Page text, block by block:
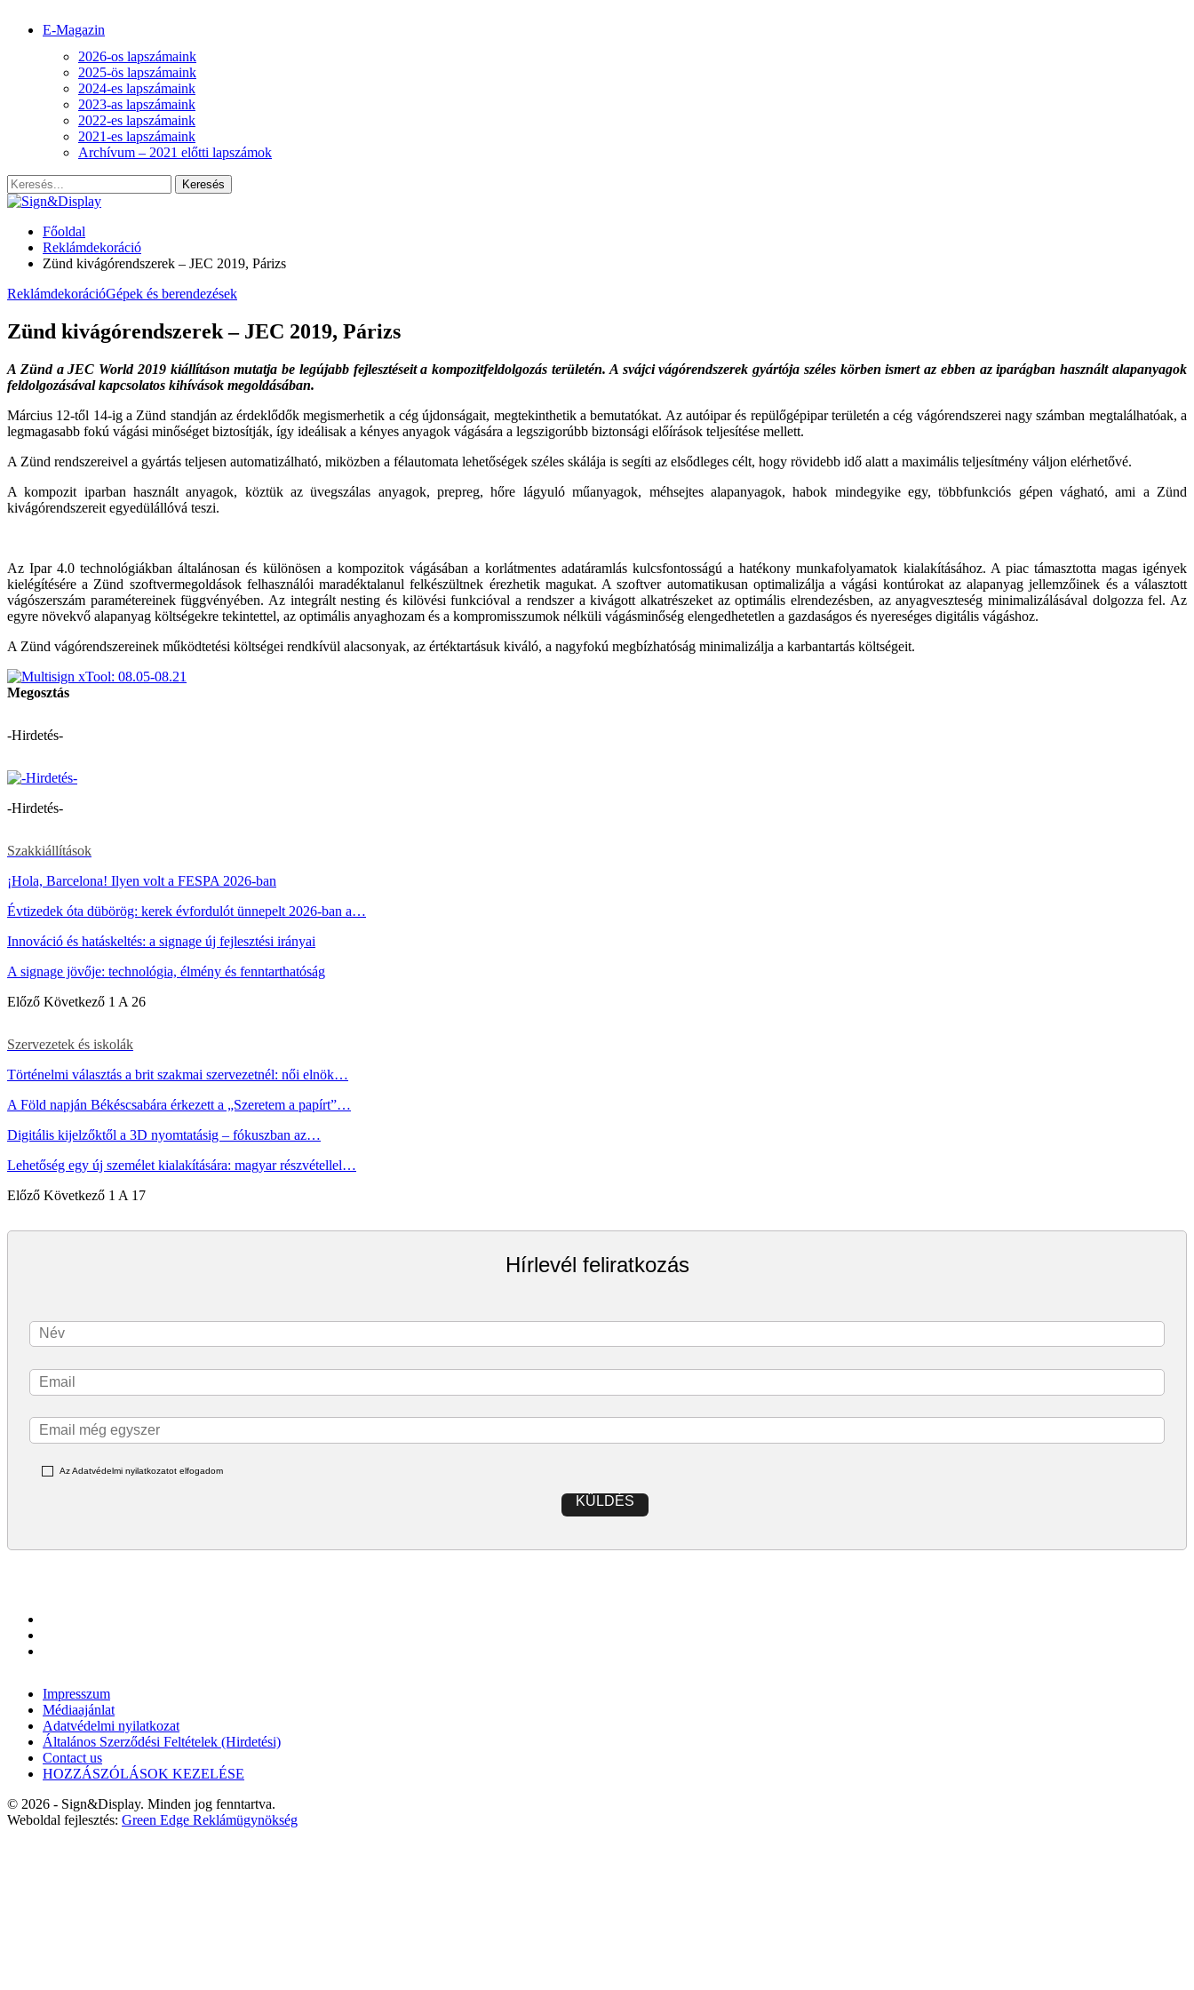
E-Magazin
2026-os lapszámaink
2025-ös lapszámaink
2024-es lapszámaink
2023-as lapszámaink
2022-es lapszámaink
2021-es lapszámaink
Archívum – 2021 előtti lapszámok
Főoldal
Reklámdekoráció
Zünd kivágórendszerek – JEC 2019, Párizs
ReklámdekorációGépek és berendezések
Zünd kivágórendszerek – JEC 2019, Párizs
A Zünd a JEC World 2019 kiállításon mutatja be legújabb fej­lesztéseit a kompozitfeldolgozás területén. A svájci vágó­rendszerek gyártója széles körben ismert az ebben az iparág­ban használt alapanyagok
feldolgozásával kapcsolatos kihívások megoldásában.
Március 12-től 14-ig a Zünd standján az érdeklődők meg­ismerhetik a cég újdonsága­it, megtekinthetik a bemutatókat. Az autóipar és repülőgépipar területén a cég vágórendszerei nagy számban megtalálhatóak, a
legmagasabb fokú vágási minőséget biztosítják, így ide­álisak a kényes anyagok vágására a legszigorúbb biztonsági előírások tel­jesítése mellett.
A Zünd rendszereivel a gyártás telje­sen automatizálható, miközben a fél­automata lehetőségek széles skálája is segíti az elsődleges célt, hogy rö­videbb idő alatt a maximális teljesít­mény váljon elérhetővé.
A kompozit iparban használt anya­gok, köztük az üvegszálas anyagok, prepreg, hőre lágyuló műanyagok, méhsejtes alapanyagok, habok mind­egyike egy, többfunkciós gépen vág­ható, ami a Zünd
kivágórendszereit egyedülállóvá teszi.
Az Ipar 4.0 technológiákban általá­nosan és különösen a kompozitok vágásában a korlátmentes adat­áramlás kulcsfontosságú a hatékony munkafolyamatok kialakításához. A piac támasztotta magas igények
kielégítésére a Zünd szoftvermeg­oldások felhasználói maradékta­lanul felkészültnek érezhetik ma­gukat. A szoftver automatikusan optimalizálja a vágási kontúrokat az alapanyag jellemzőinek és a válasz­tott
vágószerszám paramétereinek függvényében. Az integrált nesting és kilövési funkcióval a rendszer a kivágott alkatrészeket az optimá­lis elrendezésben, az anyagvesz­teség minimalizálásával dolgozza fel. Az
egyre növekvő alapanyag költségekre tekintettel, az optimá­lis anyaghozam és a kompromisszumok nélküli vágásminőség el­engedhetetlen a gazdaságos és nyereséges digitális vágáshoz.
A Zünd vágórendszereinek működ­tetési költségei rendkívül alacsonyak, az értéktartásuk kiváló, a nagyfokú megbízhatóság minimalizálja a kar­bantartás költségeit.
Megosztás
-Hirdetés-
-Hirdetés-
Szakkiállítások
¡Hola, Barcelona! Ilyen volt a FESPA 2026-ban
Évtizedek óta dübörög: kerek évfordulót ünnepelt 2026-ban a…
Innováció és hatáskeltés: a signage új fejlesztési irányai
A signage jövője: technológia, élmény és fenntarthatóság
Előző Következő 1 A 26
Szervezetek és iskolák
Történelmi választás a brit szakmai szervezetnél: női elnök…
A Föld napján Békéscsabára érkezett a „Szeretem a papírt”…
Digitális kijelzőktől a 3D nyomtatásig – fókuszban az…
Lehetőség egy új személet kialakítására: magyar részvétellel…
Előző Következő 1 A 17
Hírlevél feliratkozás
Az Adatvédelmi nyilatkozatot elfogadom
KÜLDÉS
Impresszum
Médiaajánlat
Adatvédelmi nyilatkozat
Általános Szerződési Feltételek (Hirdetési)
Contact us
HOZZÁSZÓLÁSOK KEZELÉSE
© 2026 - Sign&Display. Minden jog fenntartva.
Weboldal fejlesztés: Green Edge Reklámügynökség